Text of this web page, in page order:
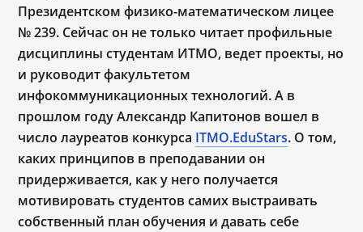
Президентском физико-математическом лицее
№ 239. Сейчас он не только читает профильные
дисциплины студентам ИТМО, ведет проекты, но
и руководит факультетом
инфокоммуникационных технологий. А в
прошлом году Александр Капитонов вошел в
число лауреатов конкурса ITMO.EduStars. О том,
каких принципов в преподавании он
придерживается, как у него получается
мотивировать студентов самих выстраивать
собственный план обучения и давать себе